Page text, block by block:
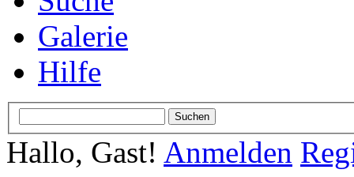
Galerie
Hilfe
Hallo, Gast! Anmelden